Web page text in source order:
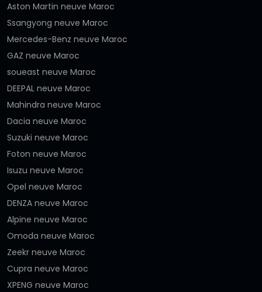
Aston Martin neuve Maroc
Ssangyong neuve Maroc
Mercedes-Benz neuve Maroc
GAZ neuve Maroc
soueast neuve Maroc
DEEPAL neuve Maroc
Mahindra neuve Maroc
Dacia neuve Maroc
Suzuki neuve Maroc
Foton neuve Maroc
Isuzu neuve Maroc
Opel neuve Maroc
DENZA neuve Maroc
Alpine neuve Maroc
Omoda neuve Maroc
Zeekr neuve Maroc
Cupra neuve Maroc
XPENG neuve Maroc